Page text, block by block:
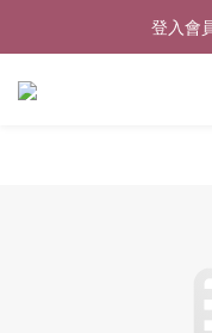
🎉新北淡
登入會
🎉新北淡